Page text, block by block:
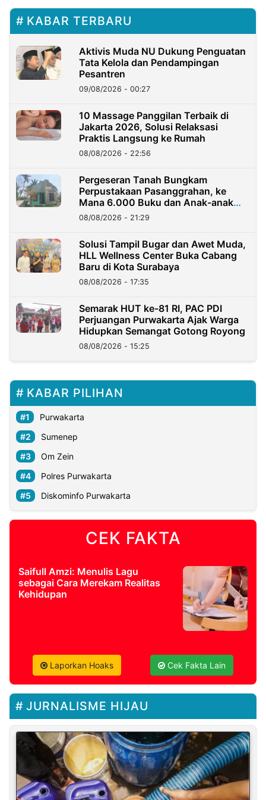
KABAR TERBARU
Aktivis Muda NU Dukung Penguatan
Tata Kelola dan Pendampingan
Pesantren
09/08/2026 - 00:27
10 Massage Panggilan Terbaik di
Jakarta 2026, Solusi Relaksasi
Praktis Langsung ke Rumah
08/08/2026 - 22:56
Pergeseran Tanah Bungkam
Perpustakaan Pasanggrahan, ke
Mana 6.000 Buku dan Anak-anak
Kini?
08/08/2026 - 21:29
Solusi Tampil Bugar dan Awet Muda,
HLL Wellness Center Buka Cabang
Baru di Kota Surabaya
08/08/2026 - 17:35
Semarak HUT ke-81 RI, PAC PDI
Perjuangan Purwakarta Ajak Warga
Hidupkan Semangat Gotong Royong
08/08/2026 - 15:25
KABAR PILIHAN
Purwakarta
Sumenep
Om Zein
Polres Purwakarta
Diskominfo Purwakarta
CEK FAKTA
Saifull Amzi: Menulis Lagu
sebagai Cara Merekam Realitas
Kehidupan
Laporkan Hoaks Cek Fakta Lain
JURNALISME HIJAU